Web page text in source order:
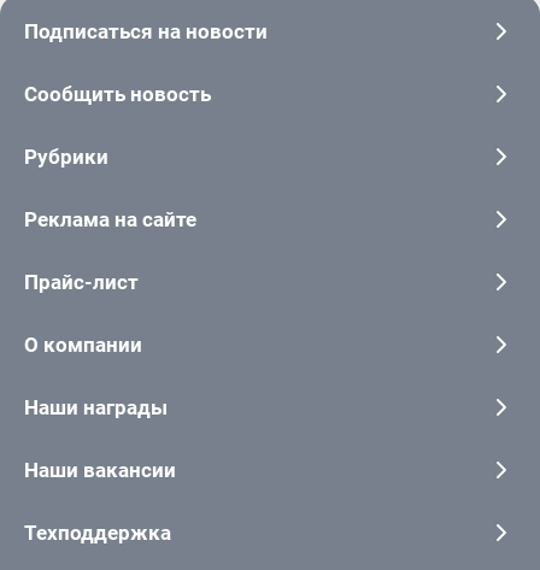
Подписаться на новости
Сообщить новость
Рубрики
Реклама на сайте
Прайс-лист
О компании
Наши награды
Наши вакансии
Техподдержка